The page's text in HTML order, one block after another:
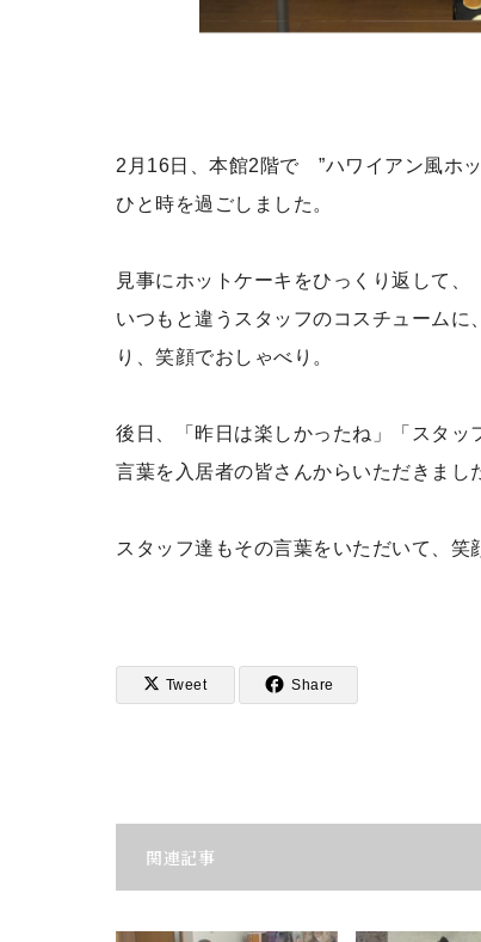
2月16日、本館2階で ”ハワイアン風ホ
ひと時を過ごしました。
見事にホットケーキをひっくり返して、
いつもと違うスタッフのコスチューム
り、笑顔でおしゃべり。
後日、「昨日は楽しかったね」「スタ
言葉を入居者の皆さんからいただきまし
スタッフ達もその言葉をいただいて、笑
Tweet Share
関連記事